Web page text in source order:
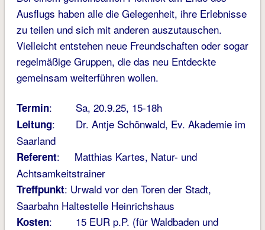
Ausflugs haben alle die Gelegenheit, ihre Erlebnisse
zu teilen und sich mit anderen auszutauschen.
Vielleicht entstehen neue Freundschaften oder sogar
regelmäßige Gruppen, die das neu Entdeckte
gemeinsam weiterführen wollen.
Termin: Sa, 20.9.25, 15-18h
Leitung: Dr. Antje Schönwald, Ev. Akademie im
Saarland
Referent: Matthias Kartes, Natur- und
Achtsamkeitstrainer
Treffpunkt: Urwald vor den Toren der Stadt,
Saarbahn Haltestelle Heinrichshaus
Kosten: 15 EUR p.P. (für Waldbaden und